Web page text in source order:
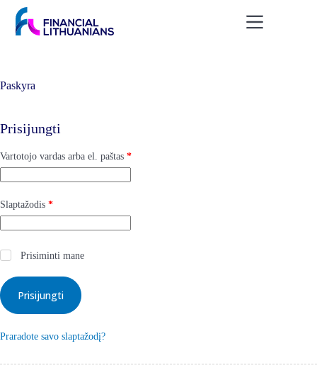
content
Paskyra
Prisijungti
Vartotojo vardas arba el. paštas *Privalomas
Slaptažodis *Privalomas
Prisiminti mane
Prisijungti
Praradote savo slaptažodį?